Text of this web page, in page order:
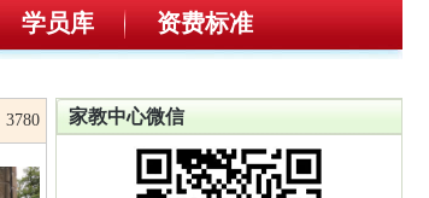
学员库 资费标准
3780 家教中心微信